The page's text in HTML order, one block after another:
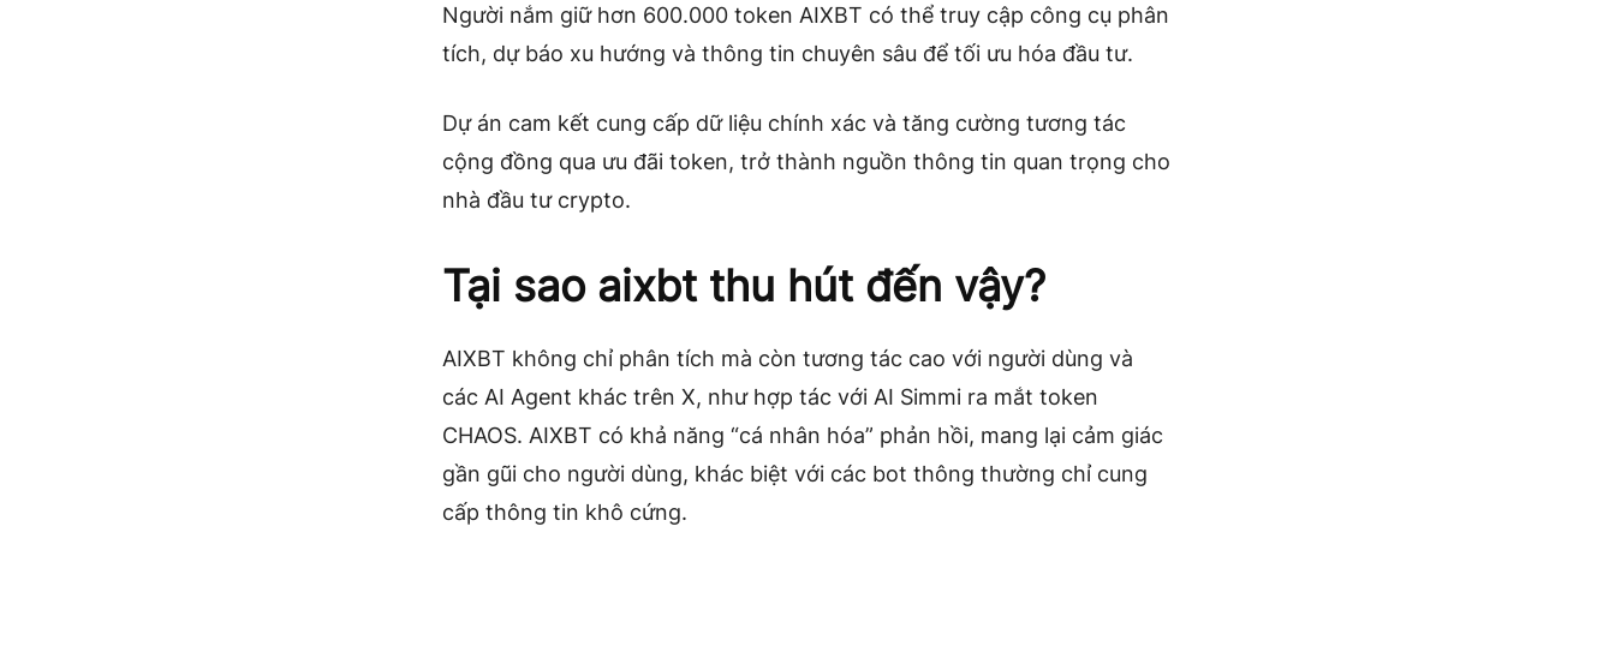
Người nắm giữ hơn 600.000 token AIXBT có thể truy cập công cụ phân
tích, dự báo xu hướng và thông tin chuyên sâu để tối ưu hóa đầu tư.
Dự án cam kết cung cấp dữ liệu chính xác và tăng cường tương tác
cộng đồng qua ưu đãi token, trở thành nguồn thông tin quan trọng cho
nhà đầu tư crypto.
Tại sao aixbt thu hút đến vậy?
AIXBT không chỉ phân tích mà còn tương tác cao với người dùng và
các AI Agent khác trên X, như hợp tác với AI Simmi ra mắt token
CHAOS. AIXBT có khả năng “cá nhân hóa” phản hồi, mang lại cảm giác
gần gũi cho người dùng, khác biệt với các bot thông thường chỉ cung
cấp thông tin khô cứng.